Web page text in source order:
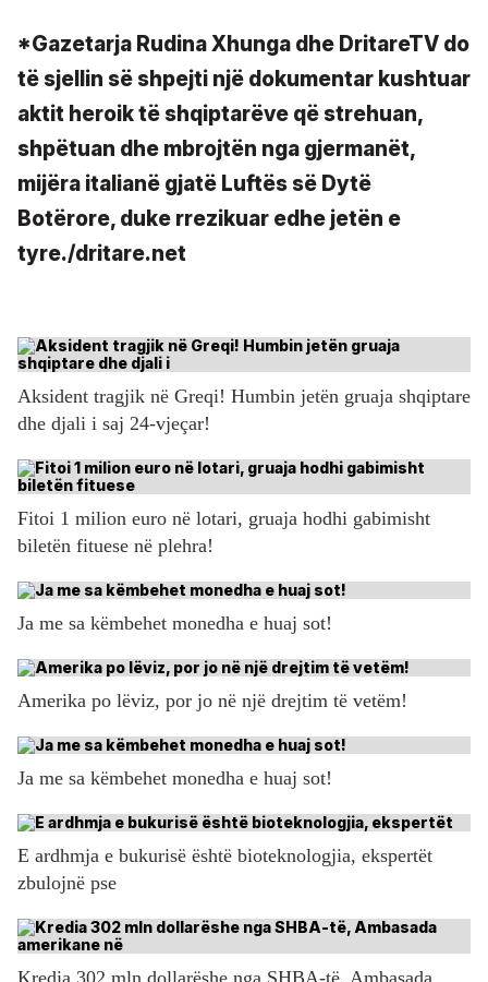
*Gazetarja Rudina Xhunga dhe DritareTV do
të sjellin së shpejti një dokumentar kushtuar
aktit heroik të shqiptarëve që strehuan,
shpëtuan dhe mbrojtën nga gjermanët,
mijëra italianë gjatë Luftës së Dytë
Botërore, duke rrezikuar edhe jetën e
tyre./dritare.net
Aksident tragjik në Greqi! Humbin jetën gruaja shqiptare
dhe djali i saj 24-vjeçar!
Fitoi 1 milion euro në lotari, gruaja hodhi gabimisht
biletën fituese në plehra!
Ja me sa këmbehet monedha e huaj sot!
Amerika po lëviz, por jo në një drejtim të vetëm!
Ja me sa këmbehet monedha e huaj sot!
E ardhmja e bukurisë është bioteknologjia, ekspertët
zbulojnë pse
Kredia 302 mln dollarëshe nga SHBA-të, Ambasada